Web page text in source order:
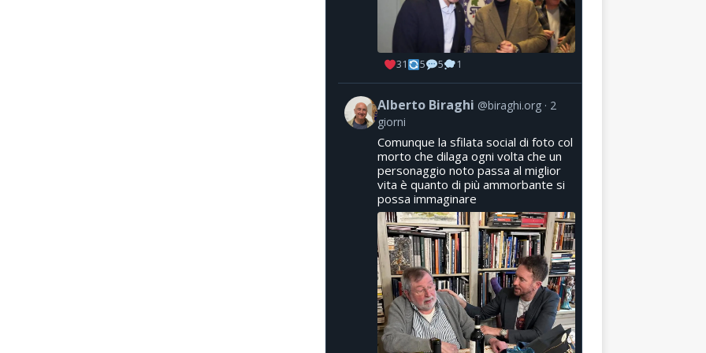
31 5 5 1
Alberto Biraghi @biraghi.org
2
giorni
Comunque la sfilata social di foto col
morto che dilaga ogni volta che un
personaggio noto passa al miglior
vita è quanto di più ammorbante si
possa immaginare